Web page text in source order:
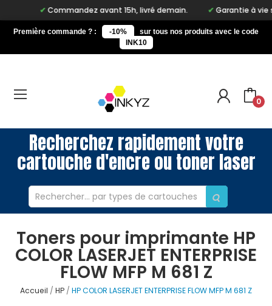
Commandez avant 15h, livré demain. Garantie à vie sur
Première commande ? : -10%
sur tous nos produits avec le code
INK10
0
Recherchez rapidement votre
cartouche d'encre ou toner laser
Toners pour imprimante HP
COLOR LASERJET ENTERPRISE
FLOW MFP M 681 Z
Accueil HP HP COLOR LASERJET ENTERPRISE FLOW MFP M 681 Z